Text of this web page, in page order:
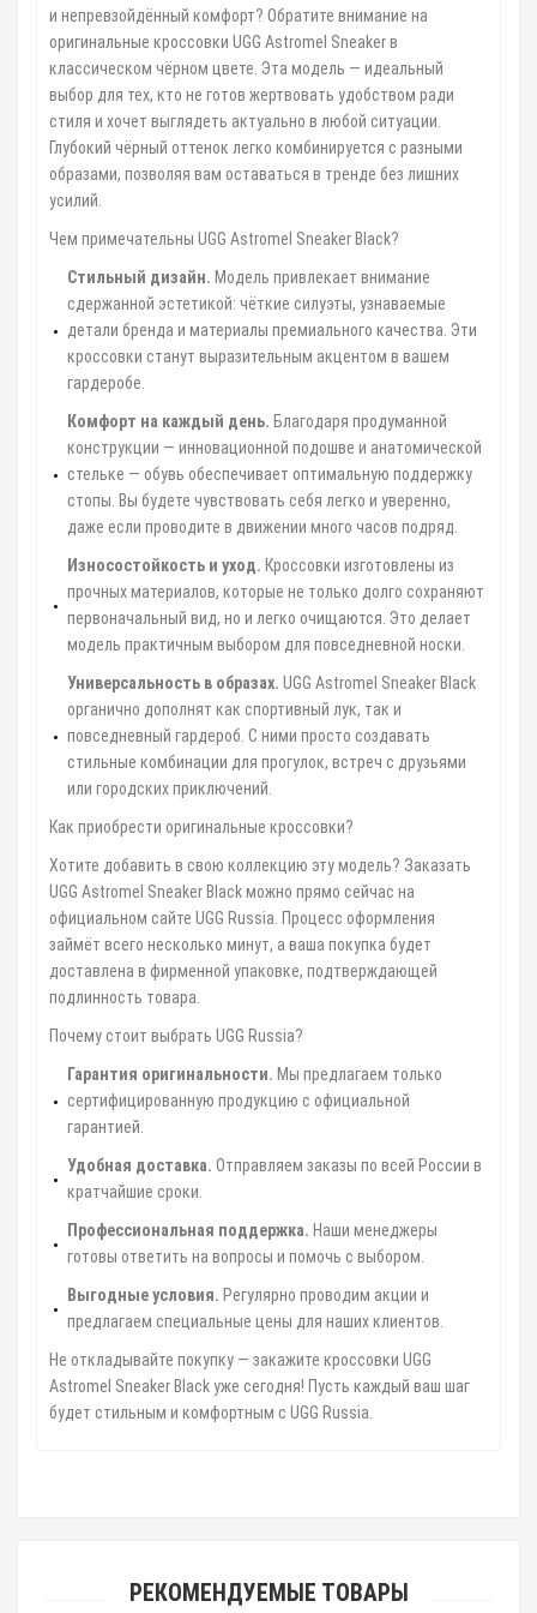
и непревзойдённый комфорт? Обратите внимание на
оригинальные кроссовки UGG Astromel Sneaker в
классическом чёрном цвете. Эта модель — идеальный
выбор для тех, кто не готов жертвовать удобством ради
стиля и хочет выглядеть актуально в любой ситуации.
Глубокий чёрный оттенок легко комбинируется с разными
образами, позволяя вам оставаться в тренде без лишних
усилий.
Чем примечательны UGG Astromel Sneaker Black?
Стильный дизайн. Модель привлекает внимание
сдержанной эстетикой: чёткие силуэты, узнаваемые
детали бренда и материалы премиального качества. Эти
кроссовки станут выразительным акцентом в вашем
гардеробе.
Комфорт на каждый день. Благодаря продуманной
конструкции — инновационной подошве и анатомической
стельке — обувь обеспечивает оптимальную поддержку
стопы. Вы будете чувствовать себя легко и уверенно,
даже если проводите в движении много часов подряд.
Износостойкость и уход. Кроссовки изготовлены из
прочных материалов, которые не только долго сохраняют
первоначальный вид, но и легко очищаются. Это делает
модель практичным выбором для повседневной носки.
Универсальность в образах. UGG Astromel Sneaker Black
органично дополнят как спортивный лук, так и
повседневный гардероб. С ними просто создавать
стильные комбинации для прогулок, встреч с друзьями
или городских приключений.
Как приобрести оригинальные кроссовки?
Хотите добавить в свою коллекцию эту модель? Заказать
UGG Astromel Sneaker Black можно прямо сейчас на
официальном сайте UGG Russia. Процесс оформления
займёт всего несколько минут, а ваша покупка будет
доставлена в фирменной упаковке, подтверждающей
подлинность товара.
Почему стоит выбрать UGG Russia?
Гарантия оригинальности. Мы предлагаем только
сертифицированную продукцию с официальной
гарантией.
Удобная доставка. Отправляем заказы по всей России в
кратчайшие сроки.
Профессиональная поддержка. Наши менеджеры
готовы ответить на вопросы и помочь с выбором.
Выгодные условия. Регулярно проводим акции и
предлагаем специальные цены для наших клиентов.
Не откладывайте покупку — закажите кроссовки UGG
Astromel Sneaker Black уже сегодня! Пусть каждый ваш шаг
будет стильным и комфортным с UGG Russia.
РЕКОМЕНДУЕМЫЕ ТОВАРЫ